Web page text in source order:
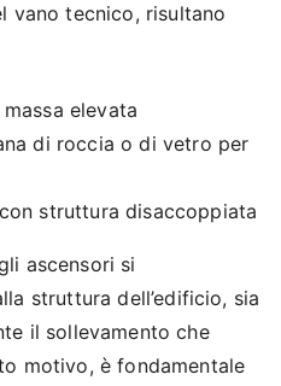
vano tecnico, risultano
elevata
di roccia o di vetro per
struttura disaccoppiata
ascensori si
struttura dell’edificio, sia
il sollevamento che
motivo, è fondamentale